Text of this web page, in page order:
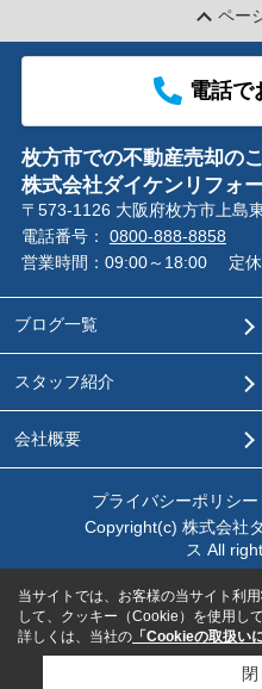
ペー
電話で
枚方市での不動産売却の
株式会社ダイケンリフォ
〒573-1126 大阪府枚方市上島
電話番号： 0800-888-8858
営業時間：09:00～18:00
定
ブログ一覧
スタッフ紹介
会社概要
プライバシーポリシー
Copyright(c) 株式会社
ス All
当サイトでは、お客様の当サイト利
して、クッキー（Cookie）を使用して
詳しくは、当社の 「Cookieの取扱い